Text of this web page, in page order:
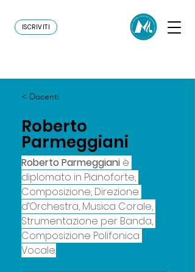
ISCRIVITI
< Docenti
Roberto
Parmeggiani
Roberto Parmeggiani è
diplomato in Pianoforte,
Composizione, Direzione
d’Orchestra, Musica Corale,
Strumentazione per Banda,
Composizione Polifonica
Vocale.